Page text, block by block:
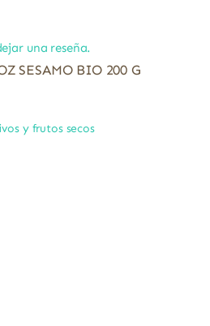
una reseña.
SESAMO BIO 200 G
y frutos secos